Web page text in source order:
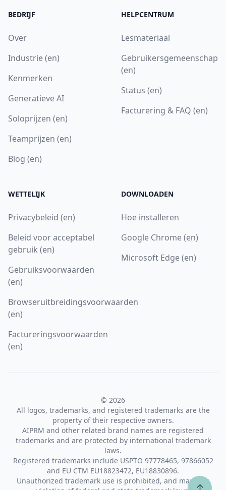
BEDRIJF
Over
Industrie (en)
Kenmerken
Generatieve AI
Soloprijzen (en)
Teamprijzen (en)
Blog (en)
HELPCENTRUM
Lesmateriaal
Gebruikersgemeenschap
(en)
Status (en)
Facturering & FAQ (en)
WETTELIJK
Privacybeleid (en)
Beleid voor acceptabel
gebruik (en)
Gebruiksvoorwaarden
(en)
Browseruitbreidingsvoorwaarden
(en)
Factureringsvoorwaarden
(en)
DOWNLOADEN
Hoe installeren
Google Chrome (en)
Microsoft Edge (en)
© 2026
All logos, trademarks, and registered trademarks are the
property of their respective owners.
AIPRM and other related brand names are registered
trademarks and are protected by international trademark
laws.
Registered trademarks include USPTO 97778465, 97866052
and EU CTM EU18823472, EU18830896.
Unauthorized trademark use is prohibited, and may be a